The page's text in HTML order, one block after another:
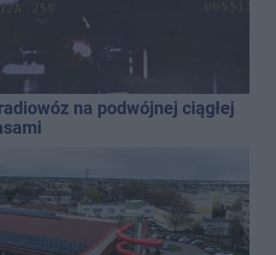
na podwójnej ciągłej